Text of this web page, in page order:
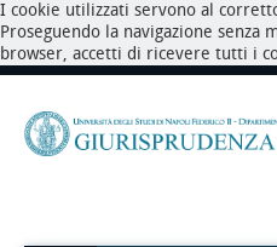
I cookie utilizzati servono al
Proseguendo la navigazione
browser, accetti di ricevere tutti i